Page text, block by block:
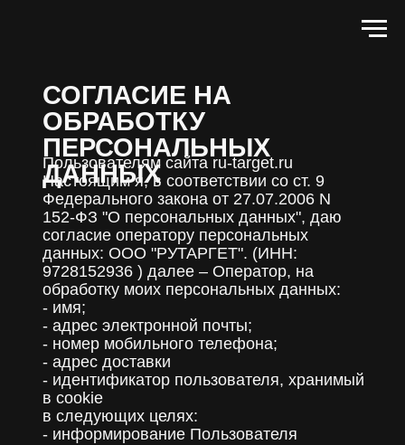
Пользователям сайта ru-target.ru
Настоящим я, в соответствии со ст. 9
Федерального закона от 27.07.2006 N
152-ФЗ "О персональных данных", даю
согласие оператору персональных
данных: ООО "РУТАРГЕТ". (ИНН:
9728152936 ) далее – Оператор, на
обработку моих персональных данных:
- имя;
- адрес электронной почты;
- номер мобильного телефона;
- адрес доставки
- идентификатор пользователя, хранимый
в cookie
в следующих целях:
- информирование Пользователя
СОГЛАСИЕ НА
ОБРАБОТКУ
ПЕРСОНАЛЬНЫХ
ДАННЫХ